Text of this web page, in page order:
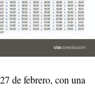
de febrero, con una